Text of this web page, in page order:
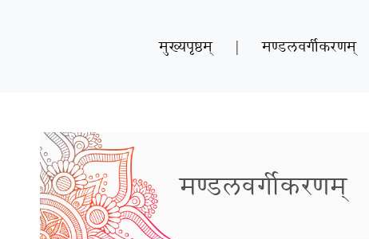
मुख्यपृष्ठम् | मण्डलवर्गीकरणम्
मण्डलवर्गीकरणम्